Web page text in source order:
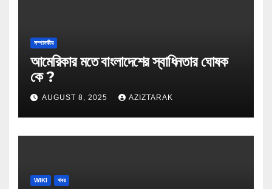
সম্পাদকীয়
আমেরিকার মতে বাংলাদেশের স্বাধিনতার ঘোষক
কে ?
AUGUST 8, 2025 AZIZTARAK
WIKI খবর